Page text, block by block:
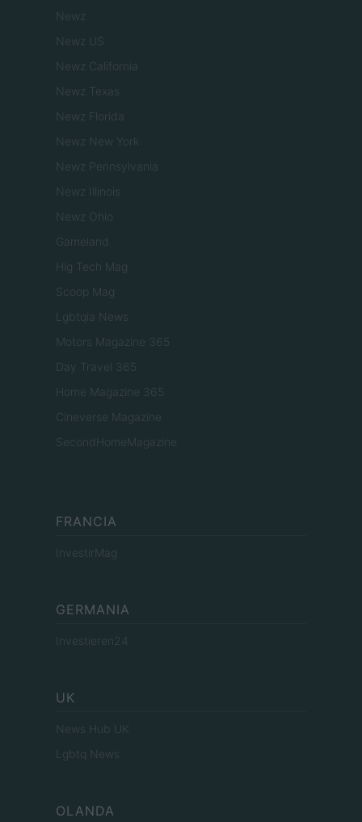
Newz
Newz US
Newz California
Newz Texas
Newz Florida
Newz New York
Newz Pennsylvania
Newz Illinois
Newz Ohio
Gameland
Hig Tech Mag
Scoop Mag
Lgbtqia News
Motors Magazine 365
Day Travel 365
Home Magazine 365
Cineverse Magazine
SecondHomeMagazine
FRANCIA
InvestirMag
GERMANIA
Investieren24
UK
News Hub UK
Lgbtq News
OLANDA